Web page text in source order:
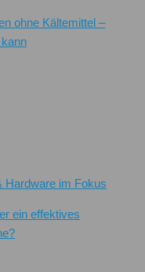
ohne Kältemittel –
Hardware im Fokus
ein effektives